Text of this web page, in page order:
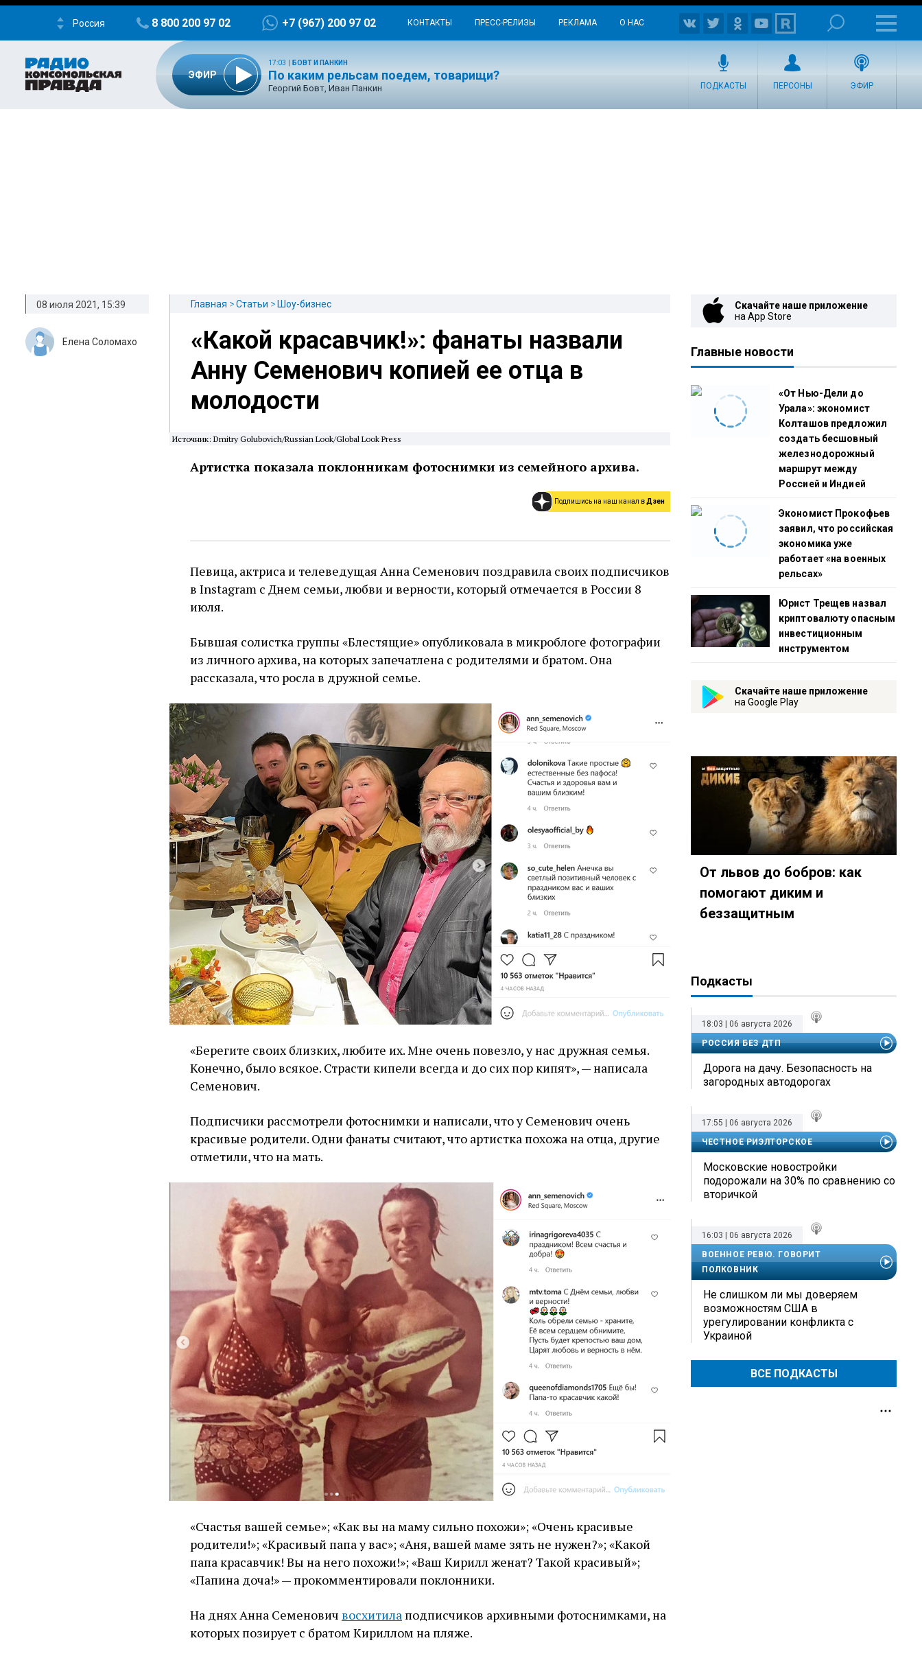
Россия 8 800 200 97 02 +7 (967) 200 97 02 КОНТАКТЫ ПРЕСС-РЕЛИЗЫ РЕКЛАМА О НАС
ЭФИР
17:03 БОВТ И ПАНКИН
По каким рельсам поедем, товарищи?
Георгий Бовт, Иван Панкин ПОДКАСТЫ ПЕРСОНЫ ЭФИР
Главная Статьи Шоу-бизнес
«Какой красавчик!»: фанаты назвали
Анну Семенович копией ее отца в
молодости
Источник: Dmitry Golubovich/Russian Look/Global Look Press
Артистка показала поклонникам фотоснимки из семейного архива.
Подпишись на наш канал вДзен
Певица, актриса и телеведущая Анна Семенович поздравила своих подписчиков
в Instagram с Днем семьи, любви и верности, который отмечается в России 8
июля.
Бывшая солистка группы «Блестящие» опубликовала в микроблоге фотографии
из личного архива, на которых запечатлена с родителями и братом. Она
рассказала, что росла в дружной семье.
«Берегите своих близких, любите их. Мне очень повезло, у нас дружная семья.
Конечно, было всякое. Страсти кипели всегда и до сих пор кипят», — написала
Семенович.
Подписчики рассмотрели фотоснимки и написали, что у Семенович очень
красивые родители. Одни фанаты считают, что артистка похожа на отца, другие
отметили, что на мать.
«Счастья вашей семье»; «Как вы на маму сильно похожи»; «Очень красивые
родители!»; «Красивый папа у вас»; «Аня, вашей маме зять не нужен?»; «Какой
папа красавчик! Вы на него похожи!»; «Ваш Кирилл женат? Такой красивый»;
«Папина доча!» — прокомментировали поклонники.
На днях Анна Семенович восхитила подписчиков архивными фотоснимками, на
которых позирует с братом Кириллом на пляже.
08 июля 2021, 15:39
Елена Соломахо
Скачайте наше приложение
на App Store
Главные новости
«От Нью-Дели до
Урала»: экономист
Колташов предложил
создать бесшовный
железнодорожный
маршрут между
Россией и Индией
Экономист Прокофьев
заявил, что российская
экономика уже
работает «на военных
рельсах»
Юрист Трещев назвал
криптовалюту опасным
инвестиционным
инструментом
Скачайте наше приложение
на Google Play
От львов до бобров: как
помогают диким и
беззащитным
Подкасты
18:03 | 06 августа 2026
РОССИЯ БЕЗ ДТП
Дорога на дачу. Безопасность на
загородных автодорогах
17:55 | 06 августа 2026
ЧЕСТНОЕ РИЭЛТОРСКОЕ
Московские новостройки
подорожали на 30% по сравнению со
вторичкой
16:03 | 06 августа 2026
ВОЕННОЕ РЕВЮ. ГОВОРИТ
ПОЛКОВНИК
Не слишком ли мы доверяем
возможностям США в
урегулировании конфликта с
Украиной
ВСЕ ПОДКАСТЫ